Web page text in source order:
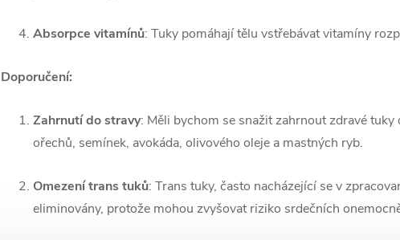
Absorpce vitamínů: Tuky pomáhají tělu vstřebávat vitamíny
Doporučení:
Zahrnutí do stravy: Měli bychom se snažit zahrnout zdravé
ořechů, semínek, avokáda, olivového oleje a mastných ryb.
Omezení trans tuků: Trans tuky, často nacházející se v
eliminovány, protože mohou zvyšovat riziko srdečních